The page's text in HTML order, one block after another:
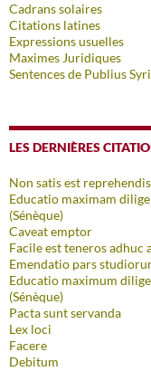
Cadrans solaires
Citations latines
Expressions usuelles
Maximes Juridiques
Sentences de Publius
LES DERNIÈRES
Non satis est
Educatio maximam
(Sénèque)
Caveat emptor
Facile est teneros adhuc
Emendatio pars
Educatio maximum
(Sénèque)
Pacta sunt servanda
Lex loci
Facere
Debitum